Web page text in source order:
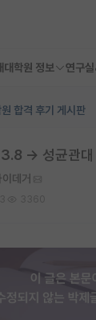
대학원 정보 연구
합격 후기 게시판
→ 성균관대
데거